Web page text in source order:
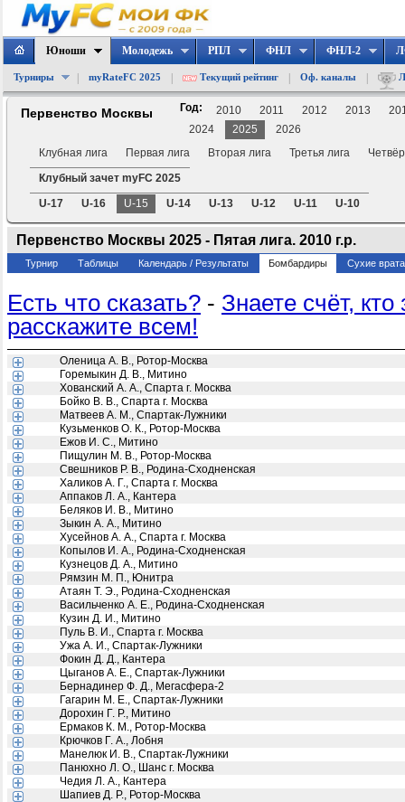
Юноши
Турниры myRateFC 2025 Текущий рейтинг Оф. каналы
Молодежь РПЛ ФНЛ ФНЛ-2
Первенство Москвы Год: 2010 2011 2012 2013
2024
2025
2026
Клубная лига
Первая лига Вторая лига Третья лига
Клубный зачет myFC 2025
U-17
U-16 U-15 U-14 U-13 U-12 U-11 U-10
Первенство Москвы 2025 - Пятая лига. 2010 г.р.
Турнир Таблицы Календарь / Результаты Бомбардиры Сухие
Есть что сказать? - Знаете счёт,
расскажите всем!
Оленица А. В., Ротор-Москва
Горемыкин Д. В., Митино
Хованский А. А., Спарта г. Москва
Бойко В. В., Спарта г. Москва
Матвеев А. М., Спартак-Лужники
Кузьменков О. К., Ротор-Москва
Ежов И. С., Митино
Пищулин М. В., Ротор-Москва
Свешников Р. В., Родина-Сходненская
Халиков А. Г., Спарта г. Москва
Аппаков Л. А., Кантера
Беляков И. В., Митино
Зыкин А. А., Митино
Хусейнов А. А., Спарта г. Москва
Копылов И. А., Родина-Сходненская
Кузнецов Д. А., Митино
Рямзин М. П., Юнитра
Атаян Т. Э., Родина-Сходненская
Васильченко А. Е., Родина-Сходненская
Кузин Д. И., Митино
Пуль В. И., Спарта г. Москва
Ужа А. И., Спартак-Лужники
Фокин Д. Д., Кантера
Цыганов А. Е., Спартак-Лужники
Бернадинер Ф. Д., Мегасфера-2
Гагарин М. Е., Спартак-Лужники
Дорохин Г. Р., Митино
Ермаков К. М., Ротор-Москва
Крючков Г. А., Лобня
Манелюк И. В., Спартак-Лужники
Панюхно Л. О., Шанс г. Москва
Чедия Л. А., Кантера
Шапиев Д. Р., Ротор-Москва